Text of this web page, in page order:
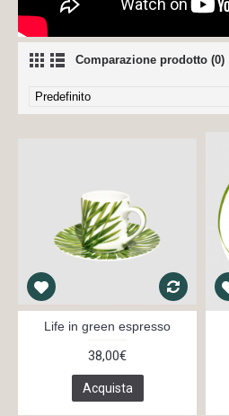
Comparazione prodotto (0)
Life in green espresso
38,00€
Acquista